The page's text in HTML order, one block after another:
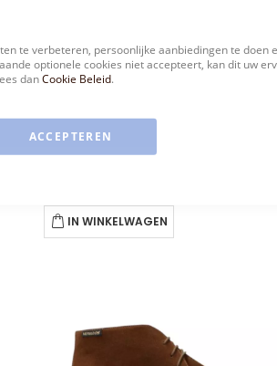
te verbeteren, persoonlijke aanbiedingen te doen
optionele cookies niet accepteert, kan dit uw
danCookie Beleid.
ACCEPTEREN
MEPHISTO
VETERBOOTS ZWART BERTO
IN WINKELWAGEN